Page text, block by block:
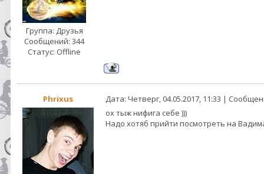
Группа: Друзья
Сообщений: 344
Статус: Offline
Phrixus Дата: Четверг, 04.05.2017, 11:33 |
ох тыж нифига себе )))
Надо хотяб прийти посмотреть на